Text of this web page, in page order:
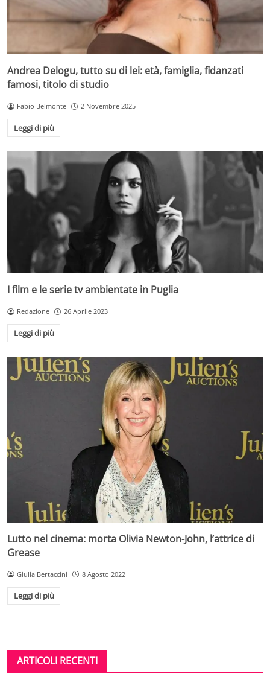
Andrea Delogu, tutto su di lei: età, famiglia, fidanzati
famosi, titolo di studio
Fabio Belmonte 2 Novembre 2025
Leggi di più
I film e le serie tv ambientate in Puglia
Redazione 26 Aprile 2023
Leggi di più
Lutto nel cinema: morta Olivia Newton-John, l’attrice di
Grease
Giulia Bertaccini 8 Agosto 2022
Leggi di più
ARTICOLI RECENTI